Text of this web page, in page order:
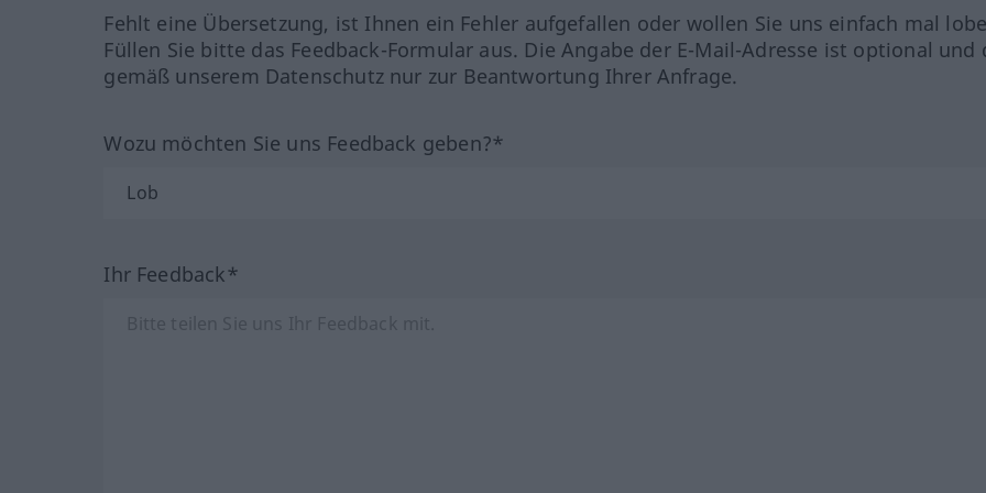
Fehlt eine Übersetzung, ist Ihnen ein Fehler aufgefallen oder wollen Sie uns einfach mal
Füllen Sie bitte das Feedback-Formular aus. Die Angabe der E-Mail-Adresse ist optional und
gemäß unserem Datenschutz nur zur Beantwortung Ihrer Anfrage.
Wozu möchten Sie uns Feedback geben?*
Ihr Feedback*